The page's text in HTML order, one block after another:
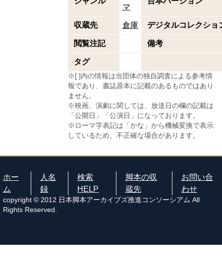
マ
収蔵先 倉庫 デジタルコレクショ
閲覧注記 備考
タグ
※[ ]内の情報は当団体の独自調査による参考情
報であり、書誌原本に記載のあるものではあり
ません。
※映画、演劇に関しては、放送日の欄の記載は
「公開日」「公演日」になっております。
※ローマ字表記は「かな」から機械変換で表示
しているため、不正確な場合があります。
ホー
ム
人名
録
検索
HELP
脚本の収
蔵先
お問い合
わせ
copyright © 2012 日本脚本アーカイブズ推進コンソーシアム All
Rights Reserved.